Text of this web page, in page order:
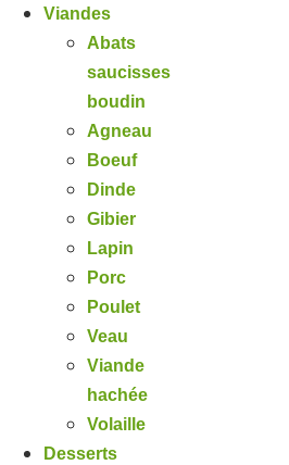
Viandes
Abats
saucisses
boudin
Agneau
Boeuf
Dinde
Gibier
Lapin
Porc
Poulet
Veau
Viande
hachée
Volaille
Desserts